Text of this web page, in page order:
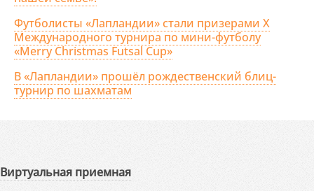
Футболисты «Лапландии» стали призерами X
Международного турнира по мини-футболу
«Merry Christmas Futsal Cup»
В «Лапландии» прошёл рождественский блиц-
турнир по шахматам
Виртуальная приемная